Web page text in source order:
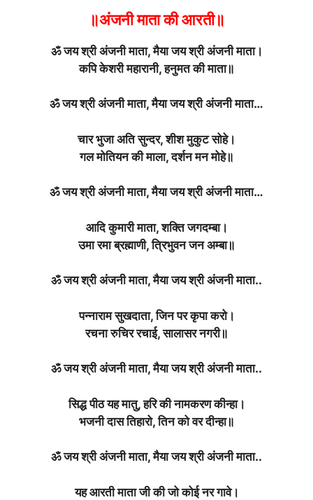
॥अंजनी माता की आरती॥
ॐ जय श्री अंजनी माता, मैया जय श्री अंजनी माता।
कपि केशरी महारानी, हनुमत की माता॥
ॐ जय श्री अंजनी माता, मैया जय श्री अंजनी माता…
चार भुजा अति सुन्दर, शीश मुकुट सोहे।
गल मोतियन की माला, दर्शन मन मोहे॥
ॐ जय श्री अंजनी माता, मैया जय श्री अंजनी माता…
आदि कुमारी माता, शक्ति जगदम्बा।
उमा रमा ब्रह्माणी, त्रिभुवन जन अम्बा॥
ॐ जय श्री अंजनी माता, मैया जय श्री अंजनी माता..
पन्नाराम सुखदाता, जिन पर कृपा करो।
रचना रुचिर रचाई, सालासर नगरी॥
ॐ जय श्री अंजनी माता, मैया जय श्री अंजनी माता..
सिद्ध पीठ यह मातु, हरि की नामकरण कीन्हा।
भजनी दास तिहारो, तिन को वर दीन्हा॥
ॐ जय श्री अंजनी माता, मैया जय श्री अंजनी माता..
यह आरती माता जी की जो कोई नर गावे।